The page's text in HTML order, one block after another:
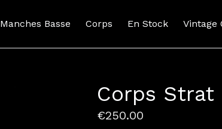
Manches Basse Corps En Stock Vintage
Corps Strat
Prix
€250.00